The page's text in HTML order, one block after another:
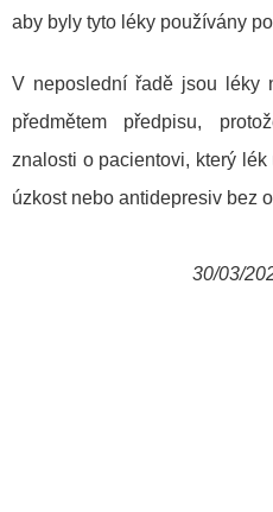
aby byly tyto léky používány
V neposlední řadě jsou léky
předmětem předpisu,
znalosti o pacientovi, který
úzkost nebo antidepresiv bez
30/03/